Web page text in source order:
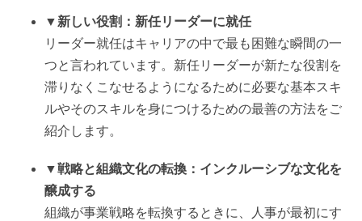
▼新しい役割：新任リーダーに就任
リーダー就任はキャリアの中で最も困難な瞬間の一
つと言われています。新任リーダーが新たな役割を
滞りなくこなせるようになるために必要な基本スキ
ルやそのスキルを身につけるための最善の方法をご
紹介します。
▼戦略と組織文化の転換：インクルーシブな文化を
醸成する
組織が事業戦略を転換するときに、人事が最初にす